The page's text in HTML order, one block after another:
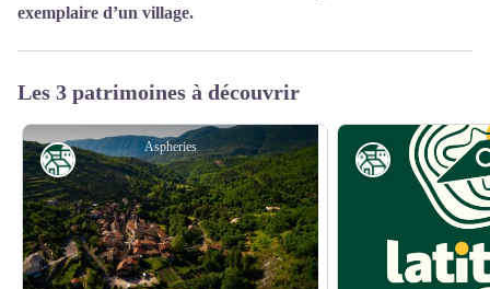
exemplaire d’un village.
Les 3 patrimoines à découvrir
Aspheries
Patrimoine Patrimoine